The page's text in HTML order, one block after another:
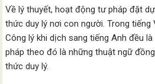
Về lý thuyết, hoạt động tư pháp đặt
thức duy lý nơi con người. Trong
Công lý khi dịch sang tiếng Anh đều
pháp theo đó là những thuật ngữ
thức duy lý.